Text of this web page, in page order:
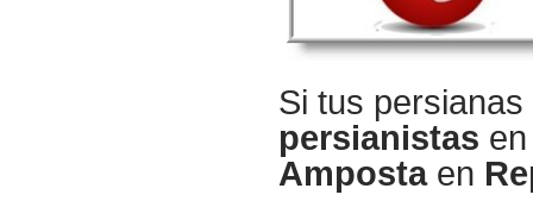
Si tus
persianistas
Ampostaen